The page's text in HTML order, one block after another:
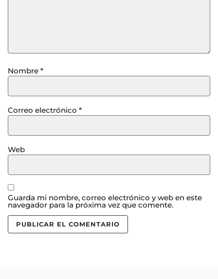
Nombre *
Correo electrónico *
Web
Guarda mi nombre, correo electrónico y web en este
navegador para la próxima vez que comente.